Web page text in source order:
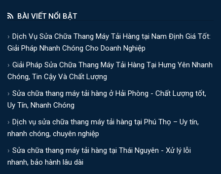
BÀI VIẾT NỔI BẬT
Dịch Vụ Sửa Chữa Thang Máy Tải Hàng tại Nam Định Giá Tốt:
Giải Pháp Nhanh Chóng Cho Doanh Nghiệp
Giải Pháp Sửa Chữa Thang Máy Tải Hàng Tại Hưng Yên Nhanh
Chóng, Tin Cậy Và Chất Lượng
Sửa chữa thang máy tải hàng ở Hải Phòng - Chất Lượng tốt,
Uy Tín, Nhanh Chóng
Dịch vụ sửa chữa thang máy tải hàng tại Phú Thọ – Uy tín,
nhanh chóng, chuyên nghiệp
Sửa chữa thang máy tải hàng tại Thái Nguyên - Xử lý lỗi
nhanh, bảo hành lâu dài